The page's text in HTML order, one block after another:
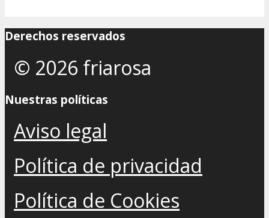
Derechos reservados
© 2026 friarosa
Nuestras políticas
Aviso legal
Política de privacidad
Política de Cookies